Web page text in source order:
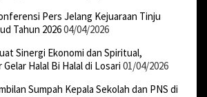
Pers Jelang Kejuaraan Tinju
Tahun 202604/04/2026
Sinergi Ekonomi dan Spiritual,
Halal Bi Halal di Losari 01/04/2026
Sumpah Kepala Sekolah dan PNS di